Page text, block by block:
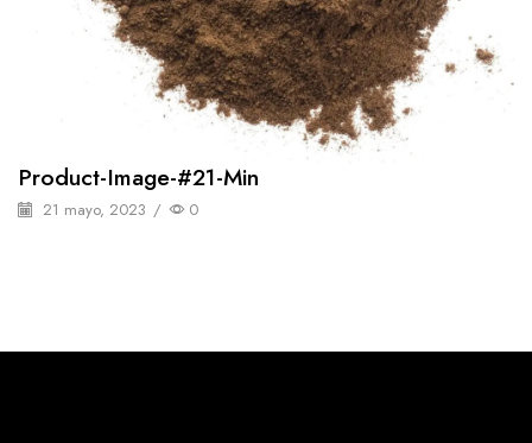
Product-Image-#21-Min
21 mayo, 2023 / 0